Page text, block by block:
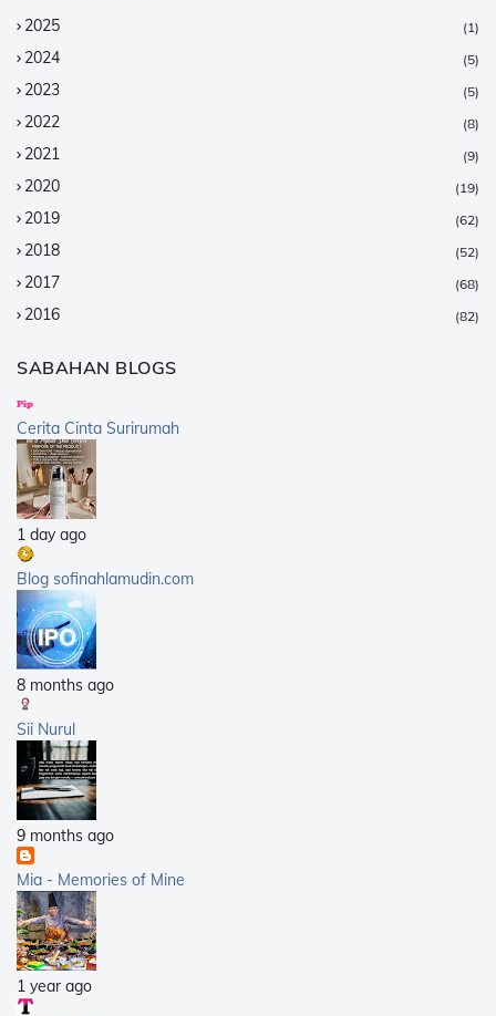
2025 (1)
2024 (5)
2023 (5)
2022 (8)
2021 (9)
2020 (19)
2019 (62)
2018 (52)
2017 (68)
2016 (82)
2014
2013
2012
2011
2010
2009
2008
2007
SABAHAN BLOGS
Cerita Cinta Surirumah
1 day ago
Blog sofinahlamudin.com
8 months ago
Sii Nurul
9 months ago
Mia - Memories of Mine
1 year ago